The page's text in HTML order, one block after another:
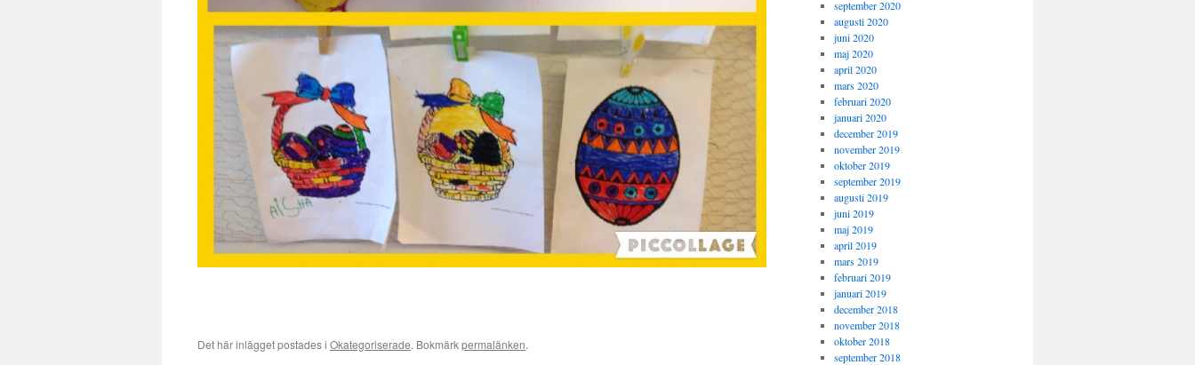
Det här inlägget postades i Okategoriserade. Bokmärkpermalänken.
september 2020
augusti 2020
juni 2020
maj 2020
april 2020
mars 2020
februari 2020
januari 2020
december 2019
november 2019
oktober 2019
september 2019
augusti 2019
juni 2019
maj 2019
april 2019
mars 2019
februari 2019
januari 2019
december 2018
november 2018
oktober 2018
september 2018